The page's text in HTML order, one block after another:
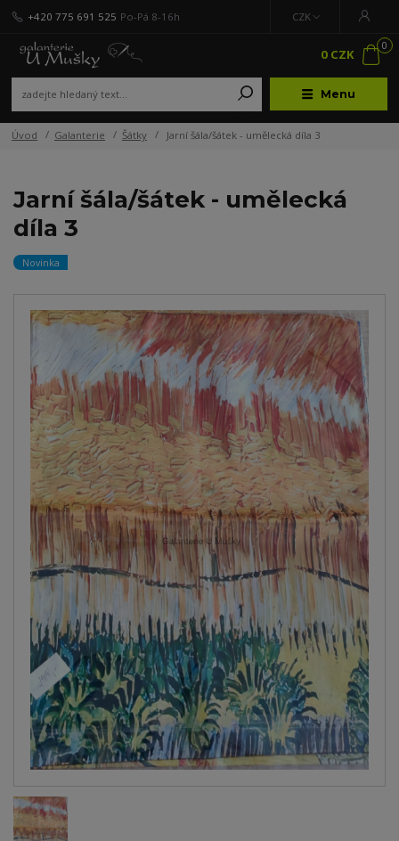
Menu
CZK
+420 775 691 525 Po-Pá 8-16h
0
0 CZK
Úvod Galanterie Šátky Jarní šála/šátek - umělecká díla 3
Jarní šála/šátek - umělecká
díla 3
Novinka